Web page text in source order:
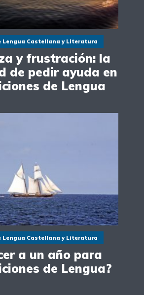
Lengua Castellana y Literatura
y frustración: la
de pedir ayuda en
de Lengua
Lengua Castellana y Literatura
a un año para
de Lengua?